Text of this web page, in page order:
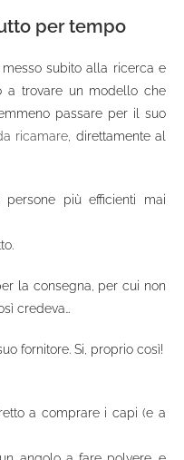
per tempo
subito alla ricerca e
a trovare un modello che
passare per il suo
ricamare , direttamente al
più efficienti mai
la consegna, per cui non
credeva…
fornitore. Si, proprio così!
a comprare i capi (e a